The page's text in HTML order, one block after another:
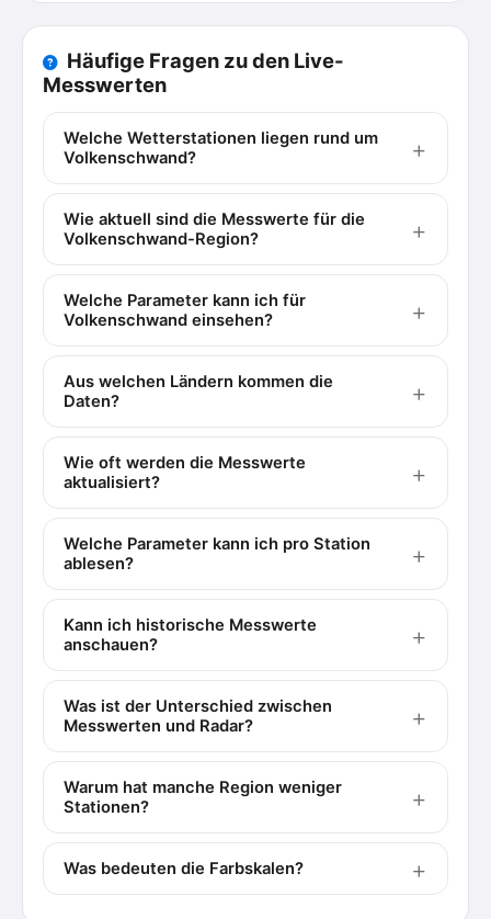
Häufige Fragen zu den Live-
Messwerten
Welche Wetterstationen liegen rund um
Volkenschwand?
Wie aktuell sind die Messwerte für die
Volkenschwand-Region?
Welche Parameter kann ich für
Volkenschwand einsehen?
Aus welchen Ländern kommen die
Daten?
Wie oft werden die Messwerte
aktualisiert?
Welche Parameter kann ich pro Station
ablesen?
Kann ich historische Messwerte
anschauen?
Was ist der Unterschied zwischen
Messwerten und Radar?
Warum hat manche Region weniger
Stationen?
Was bedeuten die Farbskalen?